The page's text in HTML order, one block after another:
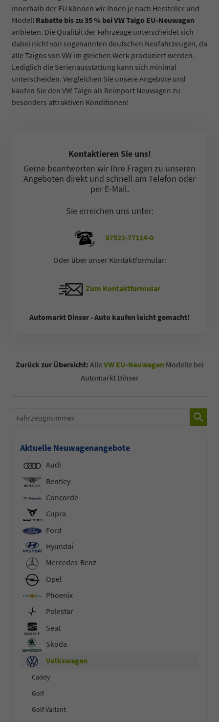
innerhalb der EU können wir Ihnen je nach Hersteller und
Modell Rabatte bis zu 35 % bei VW Taigo EU-Neuwagen
anbieten. Die Qualität der Fahrzeuge unterscheidet sich
dabei nicht von sogenannten deutschen Neufahrzeugen, da
alle Taigos von VW im gleichen Werk produziert werden.
Lediglich die Serienausstattung kann sich minimal
unterscheiden. Vergleichen Sie unsere Angebote und
kaufen Sie den VW Taigo als Reimport Neuwagen zu
besonders attraktiven Konditionen!
Kontaktieren Sie uns!
Gerne beantworten wir Ihre Fragen zu unseren
Angeboten direkt und schnell am Telefon oder
per E-Mail.
Sie erreichen uns unter:
07522-77114-0
Oder über unser Kontaktformular:
Zum Kontaktformular
Automarkt Dinser - Auto kaufen leicht gemacht!
Zurück zur Übersicht: AlleVW EU-Neuwagen Modelle bei
Automarkt Dinser
Fahrzeugnummer
Aktuelle Neuwagenangebote
Audi
Bentley
Concorde
Cupra
Ford
Hyundai
Mercedes-Benz
Opel
Phoenix
Polestar
Seat
Skoda
Volkswagen
Caddy
Golf
Golf Variant